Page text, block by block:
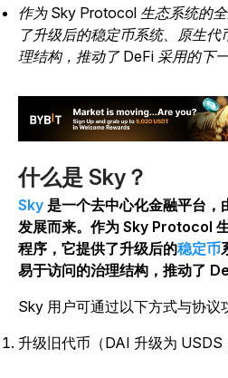
作为 Sky Protocol 生态系统的
了升级后的稳定币系统、原生
理结构，推动了 DeFi 采用的下一
什么是 Sky？
Sky 是一个去中心化金融平台，
发展而来。作为 Sky Protocol
程序，它提供了升级后的稳定币
易于访问的治理结构，推动了
Sky 用户可通过以下方式与协议
升级旧代币（DAI 升级为 USDS